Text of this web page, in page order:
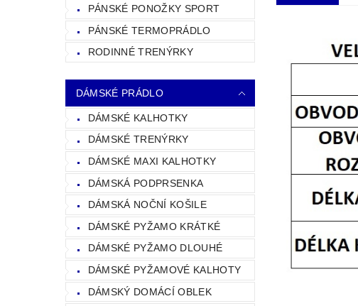
PÁNSKÉ PONOŽKY SPORT
PÁNSKÉ TERMOPRÁDLO
RODINNÉ TRENÝRKY
DÁMSKÉ PRÁDLO
DÁMSKÉ KALHOTKY
DÁMSKÉ TRENÝRKY
DÁMSKÉ MAXI KALHOTKY
DÁMSKÁ PODPRSENKA
DÁMSKÁ NOČNÍ KOŠILE
DÁMSKÉ PYŽAMO KRÁTKÉ
DÁMSKÉ PYŽAMO DLOUHÉ
DÁMSKÉ PYŽAMOVÉ KALHOTY
DÁMSKÝ DOMÁCÍ OBLEK